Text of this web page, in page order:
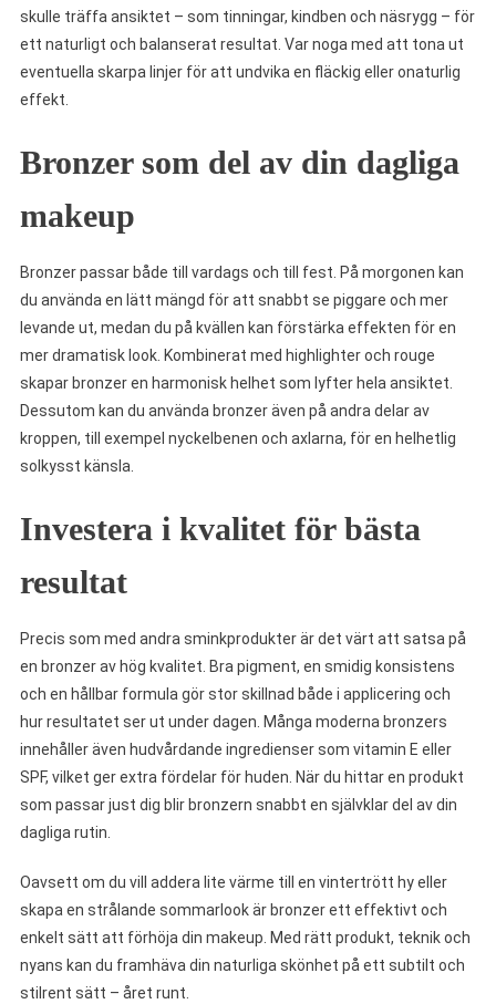
skulle träffa ansiktet – som tinningar, kindben och näsrygg – för
ett naturligt och balanserat resultat. Var noga med att tona ut
eventuella skarpa linjer för att undvika en fläckig eller onaturlig
effekt.
Bronzer som del av din dagliga
makeup
Bronzer passar både till vardags och till fest. På morgonen kan
du använda en lätt mängd för att snabbt se piggare och mer
levande ut, medan du på kvällen kan förstärka effekten för en
mer dramatisk look. Kombinerat med highlighter och rouge
skapar bronzer en harmonisk helhet som lyfter hela ansiktet.
Dessutom kan du använda bronzer även på andra delar av
kroppen, till exempel nyckelbenen och axlarna, för en helhetlig
solkysst känsla.
Investera i kvalitet för bästa
resultat
Precis som med andra sminkprodukter är det värt att satsa på
en bronzer av hög kvalitet. Bra pigment, en smidig konsistens
och en hållbar formula gör stor skillnad både i applicering och
hur resultatet ser ut under dagen. Många moderna bronzers
innehåller även hudvårdande ingredienser som vitamin E eller
SPF, vilket ger extra fördelar för huden. När du hittar en produkt
som passar just dig blir bronzern snabbt en självklar del av din
dagliga rutin.
Oavsett om du vill addera lite värme till en vintertrött hy eller
skapa en strålande sommarlook är bronzer ett effektivt och
enkelt sätt att förhöja din makeup. Med rätt produkt, teknik och
nyans kan du framhäva din naturliga skönhet på ett subtilt och
stilrent sätt – året runt.